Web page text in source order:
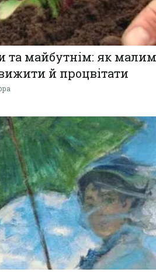
та майбутнім: як малим
й процвітати